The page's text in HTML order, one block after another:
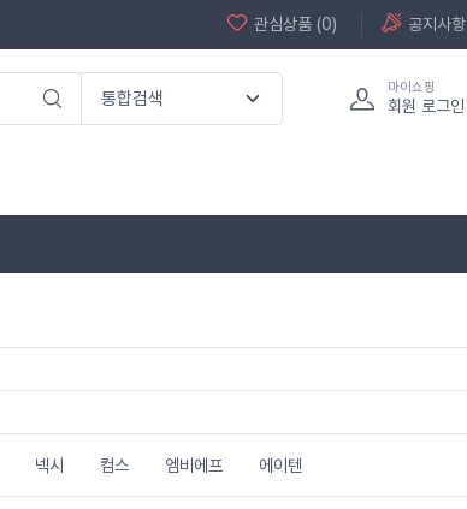
관심상품 (0) 공지사항
마이쇼핑
회원 로그인
넥시 컴스 엠비에프 에이텐